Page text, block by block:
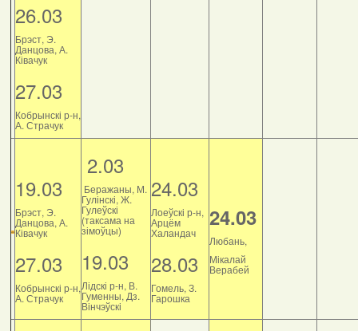
26.03
Брэст, Э.
Данцова, А.
Ківачук
27.03
Кобрынскі р-н,
А. Страчук
19.03
Брэст, Э.
Данцова, А.
Ківачук
27.03
Кобрынскі р-н,
А. Страчук
2.03
Беражаны, М.
Гулінскі, Ж.
Гулеўскі
(таксама на
зімоўцы)
19.03
Лідскі р-н, В.
Гуменны, Дз.
Вінчэўскі
24.03
Лоеўскі р-н,
Арцём
Халандач
28.03
Гомель, З.
Гарошка
24.03
Любань,
Мікалай
Верабей